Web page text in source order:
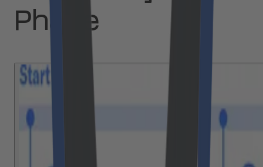
Phase